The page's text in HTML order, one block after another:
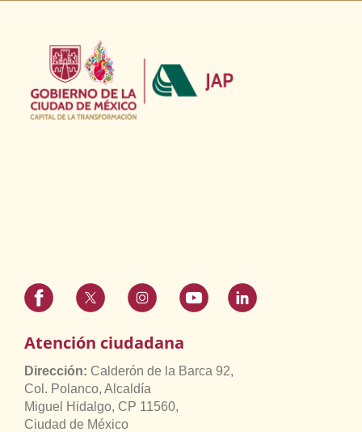
Atención ciudadana
Dirección: Calderón de la Barca 92,
Col. Polanco, Alcaldía
Miguel Hidalgo, CP 11560,
Ciudad de México